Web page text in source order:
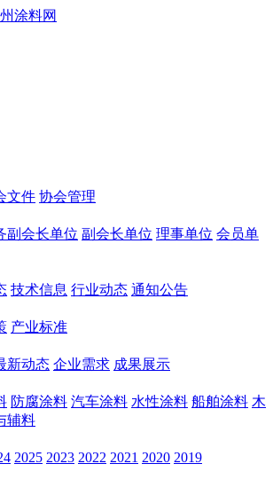
文件 协会管理
副会长单位 副会长单位 理事单位 会员单
技术信息 行业动态 通知公告
产业标准
新动态 企业需求 成果展示
防腐涂料 汽车涂料 水性涂料 船舶涂料 木
辅料
2025 2023 2022 2021 2020 2019